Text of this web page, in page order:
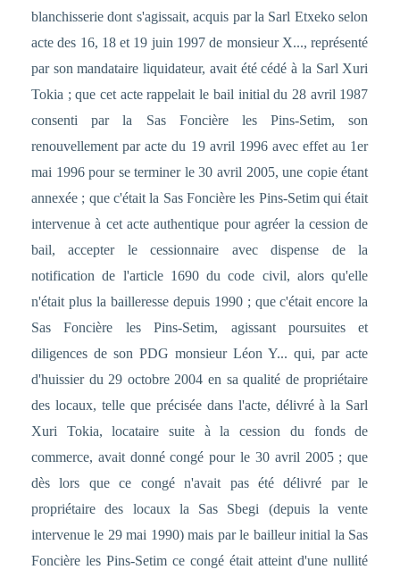
blanchisserie dont s'agissait, acquis par la Sarl Etxeko selon
acte des 16, 18 et 19 juin 1997 de monsieur X..., représenté
par son mandataire liquidateur, avait été cédé à la Sarl Xuri
Tokia ; que cet acte rappelait le bail initial du 28 avril 1987
consenti par la Sas Foncière les Pins-Setim, son
renouvellement par acte du 19 avril 1996 avec effet au 1er
mai 1996 pour se terminer le 30 avril 2005, une copie étant
annexée ; que c'était la Sas Foncière les Pins-Setim qui était
intervenue à cet acte authentique pour agréer la cession de
bail, accepter le cessionnaire avec dispense de la
notification de l'article 1690 du code civil, alors qu'elle
n'était plus la bailleresse depuis 1990 ; que c'était encore la
Sas Foncière les Pins-Setim, agissant poursuites et
diligences de son PDG monsieur Léon Y... qui, par acte
d'huissier du 29 octobre 2004 en sa qualité de propriétaire
des locaux, telle que précisée dans l'acte, délivré à la Sarl
Xuri Tokia, locataire suite à la cession du fonds de
commerce, avait donné congé pour le 30 avril 2005 ; que
dès lors que ce congé n'avait pas été délivré par le
propriétaire des locaux la Sas Sbegi (depuis la vente
intervenue le 29 mai 1990) mais par le bailleur initial la Sas
Foncière les Pins-Setim ce congé était atteint d'une nullité